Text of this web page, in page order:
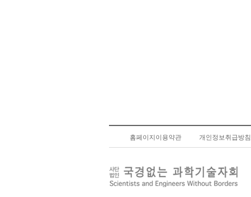
홈페이지이용약관 개인정보취급방침